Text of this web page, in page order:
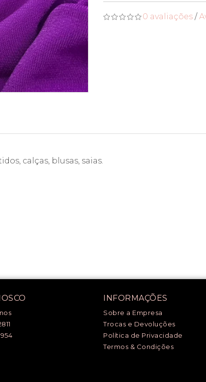
0 avaliações /
calças, blusas, saias.
INFORMAÇÕES
Sobre a Empresa
Trocas e Devoluções
Política de Privacidade
Termos & Condições